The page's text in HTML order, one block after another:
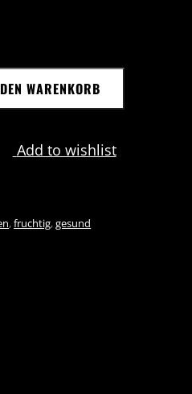
WARENKORB
Add to wishlist
,fruchtig,gesund